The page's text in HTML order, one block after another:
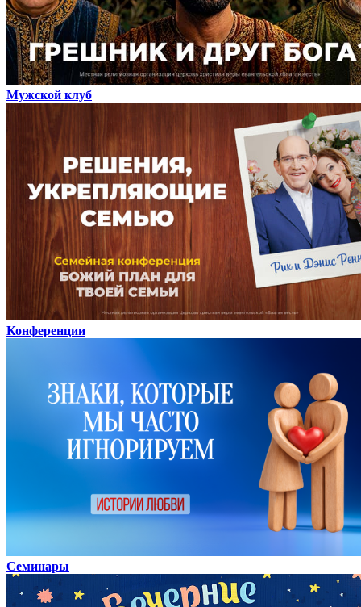
Мужской клуб
Конференции
Семинары